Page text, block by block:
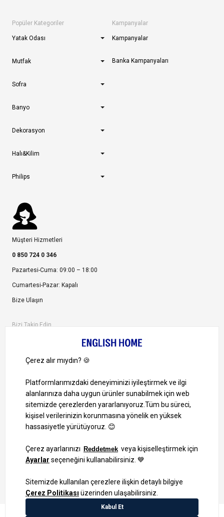
Popüler Kategoriler
Yatak Odası
Mutfak
Sofra
Banyo
Dekorasyon
Halı&Kilim
Philips
Kampanyalar
Kampanyalar
Banka Kampanyaları
Müşteri Hizmetleri
0 850 724 0 346
Pazartesi-Cuma: 09:00 – 18:00
Cumartesi-Pazar: Kapalı
Bize Ulaşın
Bizi Takip Edin
1000 TL ve Üzeri Alışverişlerinizde Kargo Bedava!
Bilgi Toplum Hizmetleri
KVKK Veri İşleme Politikamız
Site Haritası